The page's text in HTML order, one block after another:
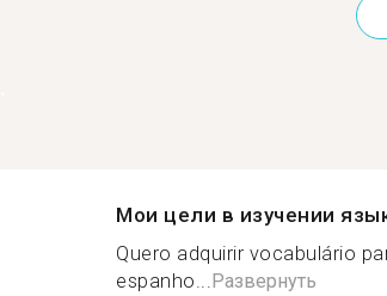
Мои цели в изучении
Quero adquirir vocabulário
espanho... Развернуть